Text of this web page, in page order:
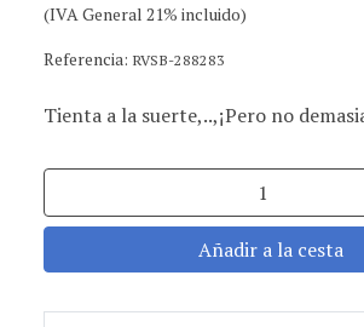
(IVA General 21% incluido)
Referencia: RVSB-288283
Tienta a la suerte,..,¡Pero no
Añadir a la cesta